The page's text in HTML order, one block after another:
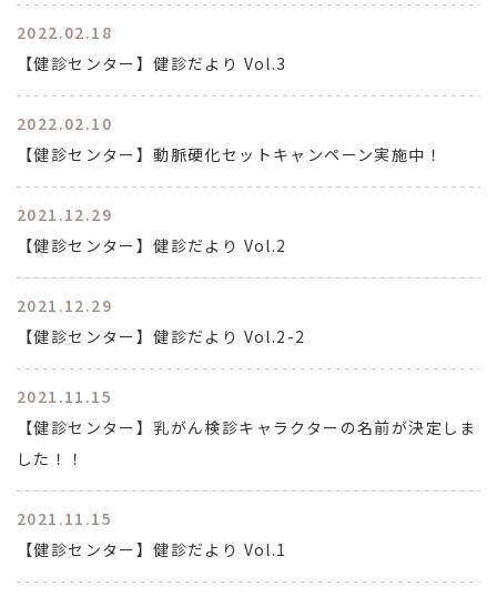
2022.02.18
【健診センター】健診だより Vol.3
2022.02.10
【健診センター】動脈硬化セットキャンペーン実施中！
2021.12.29
【健診センター】健診だより Vol.2
2021.12.29
【健診センター】健診だより Vol.2-2
2021.11.15
【健診センター】乳がん検診キャラクターの名前が決定しま
した！！
2021.11.15
【健診センター】健診だより Vol.1